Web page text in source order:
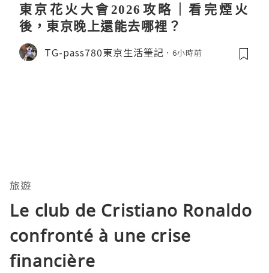
東京花火大會2026攻略｜看完煙火
後，東京晚上還能去哪裡？
TG-pass780東京生活筆記 6小時前
旅遊
Le club de Cristiano Ronaldo
confronté à une crise
financière